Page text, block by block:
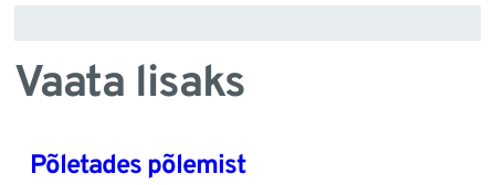
Vaata lisaks
Põletades põlemist